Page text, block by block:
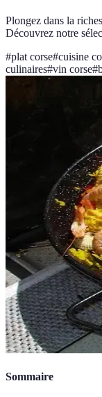
Plongez dans la
Découvrez notre
#plat corse#cuisine
culinaires#vin corse#
Sommaire